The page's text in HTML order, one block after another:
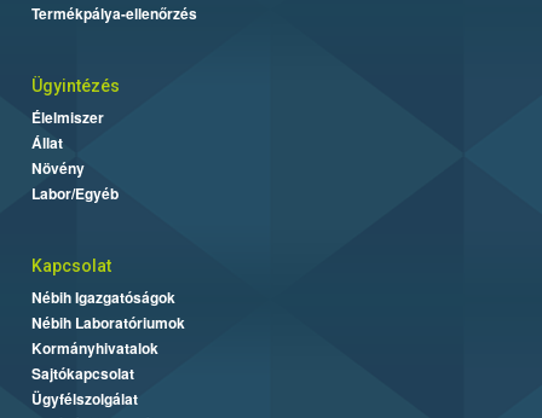
Termékpálya-ellenőrzés
Ügyintézés
Élelmiszer
Állat
Növény
Labor/Egyéb
Kapcsolat
Nébih Igazgatóságok
Nébih Laboratóriumok
Kormányhivatalok
Sajtókapcsolat
Ügyfélszolgálat